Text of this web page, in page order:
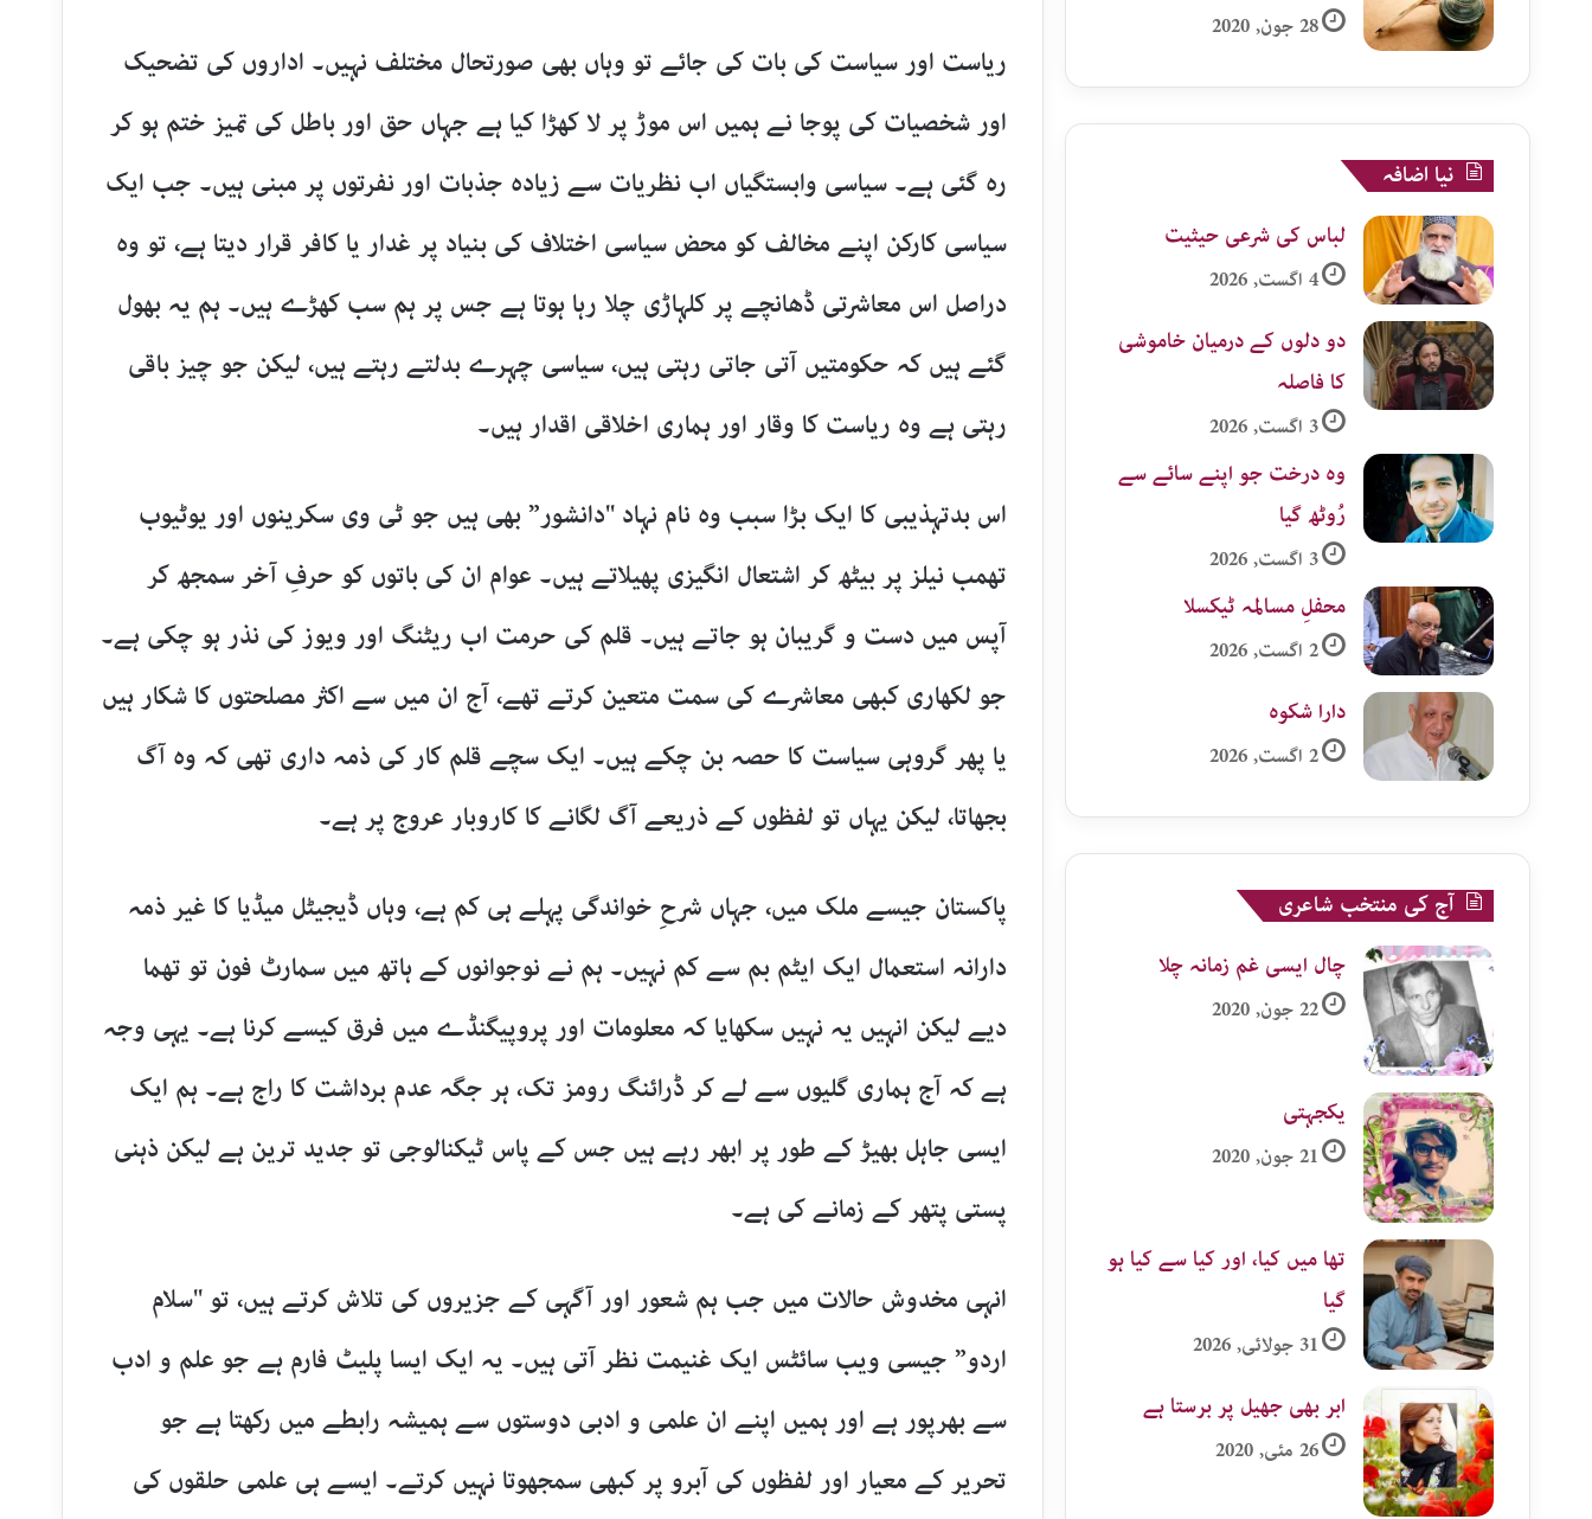
​ریاست اور سیاست کی بات کی جائے تو وہاں بھی صورتحال مختلف نہیں۔ اداروں کی تضحیک
اور شخصیات کی پوجا نے ہمیں اس موڑ پر لا کھڑا کیا ہے جہاں حق اور باطل کی تمیز ختم ہو کر
رہ گئی ہے۔ سیاسی وابستگیاں اب نظریات سے زیادہ جذبات اور نفرتوں پر مبنی ہیں۔ جب ایک
سیاسی کارکن اپنے مخالف کو محض سیاسی اختلاف کی بنیاد پر غدار یا کافر قرار دیتا ہے، تو وہ
دراصل اس معاشرتی ڈھانچے پر کلہاڑی چلا رہا ہوتا ہے جس پر ہم سب کھڑے ہیں۔ ہم یہ بھول
گئے ہیں کہ حکومتیں آتی جاتی رہتی ہیں، سیاسی چہرے بدلتے رہتے ہیں، لیکن جو چیز باقی
رہتی ہے وہ ریاست کا وقار اور ہماری اخلاقی اقدار ہیں۔
​اس بدتہذیبی کا ایک بڑا سبب وہ نام نہاد "دانشور” بھی ہیں جو ٹی وی سکرینوں اور یوٹیوب
تھمب نیلز پر بیٹھ کر اشتعال انگیزی پھیلاتے ہیں۔ عوام ان کی باتوں کو حرفِ آخر سمجھ کر
آپس میں دست و گریبان ہو جاتے ہیں۔ قلم کی حرمت اب ریٹنگ اور ویوز کی نذر ہو چکی ہے۔
جو لکھاری کبھی معاشرے کی سمت متعین کرتے تھے، آج ان میں سے اکثر مصلحتوں کا شکار ہیں
یا پھر گروہی سیاست کا حصہ بن چکے ہیں۔ ایک سچے قلم کار کی ذمہ داری تھی کہ وہ آگ
بجھاتا، لیکن یہاں تو لفظوں کے ذریعے آگ لگانے کا کاروبار عروج پر ہے۔
​پاکستان جیسے ملک میں، جہاں شرحِ خواندگی پہلے ہی کم ہے، وہاں ڈیجیٹل میڈیا کا غیر ذمہ
دارانہ استعمال ایک ایٹم بم سے کم نہیں۔ ہم نے نوجوانوں کے ہاتھ میں سمارٹ فون تو تھما
دیے لیکن انہیں یہ نہیں سکھایا کہ معلومات اور پروپیگنڈے میں فرق کیسے کرنا ہے۔ یہی وجہ
ہے کہ آج ہماری گلیوں سے لے کر ڈرائنگ رومز تک، ہر جگہ عدم برداشت کا راج ہے۔ ہم ایک
ایسی جاہل بھیڑ کے طور پر ابھر رہے ہیں جس کے پاس ٹیکنالوجی تو جدید ترین ہے لیکن ذہنی
پستی پتھر کے زمانے کی ہے۔
​انہی مخدوش حالات میں جب ہم شعور اور آگہی کے جزیروں کی تلاش کرتے ہیں، تو "سلام
اردو” جیسی ویب سائٹس ایک غنیمت نظر آتی ہیں۔ یہ ایک ایسا پلیٹ فارم ہے جو علم و ادب
سے بھرپور ہے اور ہمیں اپنے ان علمی و ادبی دوستوں سے ہمیشہ رابطے میں رکھتا ہے جو
تحریر کے معیار اور لفظوں کی آبرو پر کبھی سمجھوتا نہیں کرتے۔ ایسے ہی علمی حلقوں کی
28 جون, 2020
نیا اضافہ
لباس کی شرعی حیثیت
4 اگست, 2026
دو دلوں کے درمیان خاموشی
کا فاصلہ
3 اگست, 2026
وہ درخت جو اپنے سائے سے
رُوٹھ گیا
3 اگست, 2026
محفلِ مسالمہ ٹیکسلا
2 اگست, 2026
دارا شکوہ
2 اگست, 2026
آج کی منتخب شاعری
چال ایسی غم زمانہ چلا
22 جون, 2020
یکجہتی
21 جون, 2020
تھا میں کیا، اور کیا سے کیا ہو
گیا
31 جولائی, 2026
ابر بھی جھیل پر برستا ہے
26 مئی, 2020